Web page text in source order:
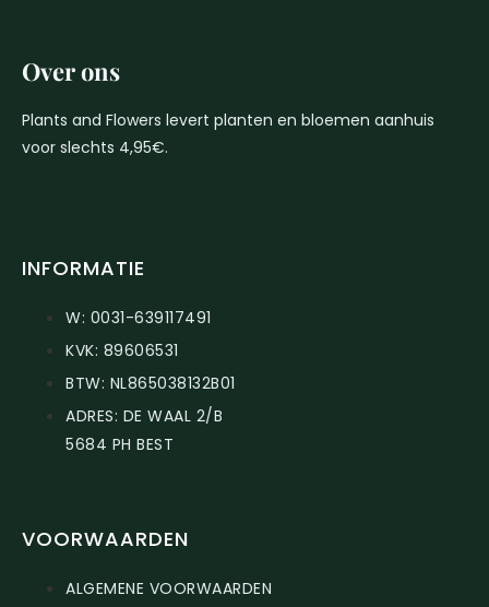
Over ons
Plants and Flowers levert planten en bloemen aanhuis
voor slechts 4,95€.
INFORMATIE
W: 0031-639117491
KVK: 89606531
BTW: NL865038132B01
ADRES: DE WAAL 2/B
5684 PH BEST
VOORWAARDEN
ALGEMENE VOORWAARDEN